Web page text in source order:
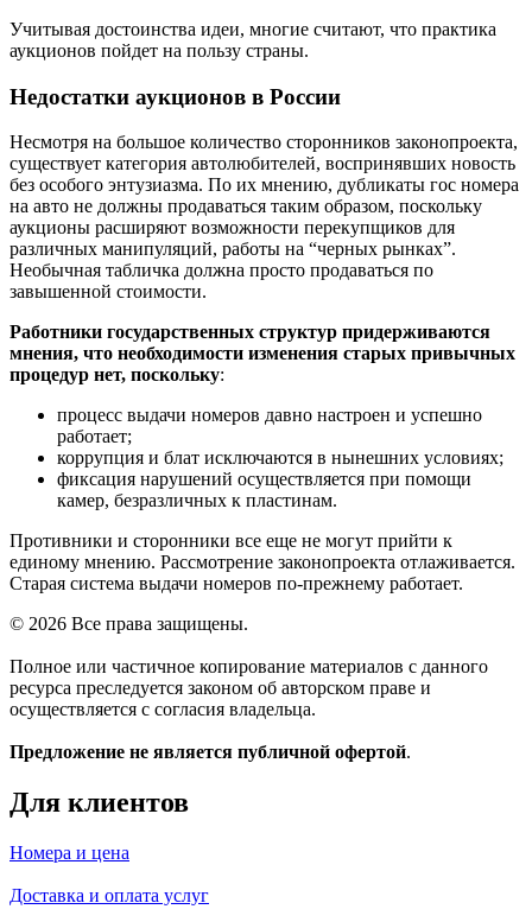
Учитывая достоинства идеи, многие считают, что практика
аукционов пойдет на пользу страны.
Недостатки аукционов в России
Несмотря на большое количество сторонников законопроекта,
существует категория автолюбителей, воспринявших новость
без особого энтузиазма. По их мнению, дубликаты гос номера
на авто не должны продаваться таким образом, поскольку
аукционы расширяют возможности перекупщиков для
различных манипуляций, работы на “черных рынках”.
Необычная табличка должна просто продаваться по
завышенной стоимости.
Работники государственных структур придерживаются
мнения, что необходимости изменения старых привычных
процедур нет, поскольку:
процесс выдачи номеров давно настроен и успешно
работает;
коррупция и блат исключаются в нынешних условиях;
фиксация нарушений осуществляется при помощи
камер, безразличных к пластинам.
Противники и сторонники все еще не могут прийти к
единому мнению. Рассмотрение законопроекта отлаживается.
Старая система выдачи номеров по-прежнему работает.
© 2026 Все права защищены.
Полное или частичное копирование материалов с данного
ресурса преследуется законом об авторском праве и
осуществляется с согласия владельца.
Предложение не является публичной офертой.
Для клиентов
Номера и цена
Доставка и оплата услуг